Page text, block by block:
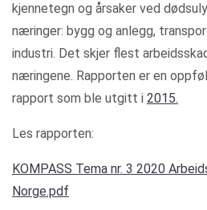
kjennetegn og årsaker ved
næringer: bygg og anlegg,
industri. Det skjer flest
næringene. Rapporten er en
rapport som ble utgitt i 2015.
Les rapporten:
KOMPASS Tema nr. 3 2020
Norge.pdf